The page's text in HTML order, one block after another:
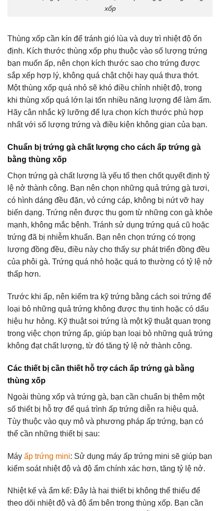
xốp
Thùng xốp cần kín để tránh gió lùa và duy trì nhiệt độ ổn
định. Kích thước thùng xốp phụ thuộc vào số lượng trứng
bạn muốn ấp, nên chọn kích thước sao cho trứng được
sắp xếp hợp lý, không quá chật chội hay quá thưa thớt.
Một thùng xốp quá nhỏ sẽ khó điều chỉnh nhiệt độ, trong
khi thùng xốp quá lớn lại tốn nhiều năng lượng để làm ấm.
Hãy cân nhắc kỹ lưỡng để lựa chọn kích thước phù hợp
nhất với số lượng trứng và điều kiện không gian của bạn.
Chuẩn bị trứng gà chất lượng cho cách ấp trứng gà
bằng thùng xốp
Chọn trứng gà chất lượng là yếu tố then chốt quyết định tỷ
lệ nở thành công. Bạn nên chọn những quả trứng gà tươi,
có hình dáng đều đặn, vỏ cứng cáp, không bị nứt vỡ hay
biến dạng. Trứng nên được thu gom từ những con gà khỏe
mạnh, không mắc bệnh. Tránh sử dụng trứng quá cũ hoặc
trứng đã bị nhiễm khuẩn. Bạn nên chọn trứng có trọng
lượng đồng đều, điều này cho thấy sự phát triển đồng đều
của phôi gà. Trứng quá nhỏ hoặc quá to thường có tỷ lệ nở
thấp hơn.
Trước khi ấp, nên kiểm tra kỹ trứng bằng cách soi trứng để
loại bỏ những quả trứng không được thụ tinh hoặc có dấu
hiệu hư hỏng. Kỹ thuật soi trứng là một kỹ thuật quan trọng
trong việc chọn trứng ấp, giúp bạn loại bỏ những quả trứng
không đạt chất lượng, từ đó tăng tỷ lệ nở thành công.
Các thiết bị cần thiết hỗ trợ cách ấp trứng gà bằng
thùng xốp
Ngoài thùng xốp và trứng gà, bạn cần chuẩn bị thêm một
số thiết bị hỗ trợ để quá trình ấp trứng diễn ra hiệu quả.
Tùy thuộc vào quy mô và phương pháp ấp trứng, bạn có
thể cần những thiết bị sau:
Máy ấp trứng mini: Sử dụng máy ấp trứng mini sẽ giúp bạn
kiểm soát nhiệt độ và độ ẩm chính xác hơn, tăng tỷ lệ nở.
Nhiệt kế và ẩm kế: Đây là hai thiết bị không thể thiếu để
theo dõi nhiệt độ và độ ẩm bên trong thùng xốp. Bạn cần